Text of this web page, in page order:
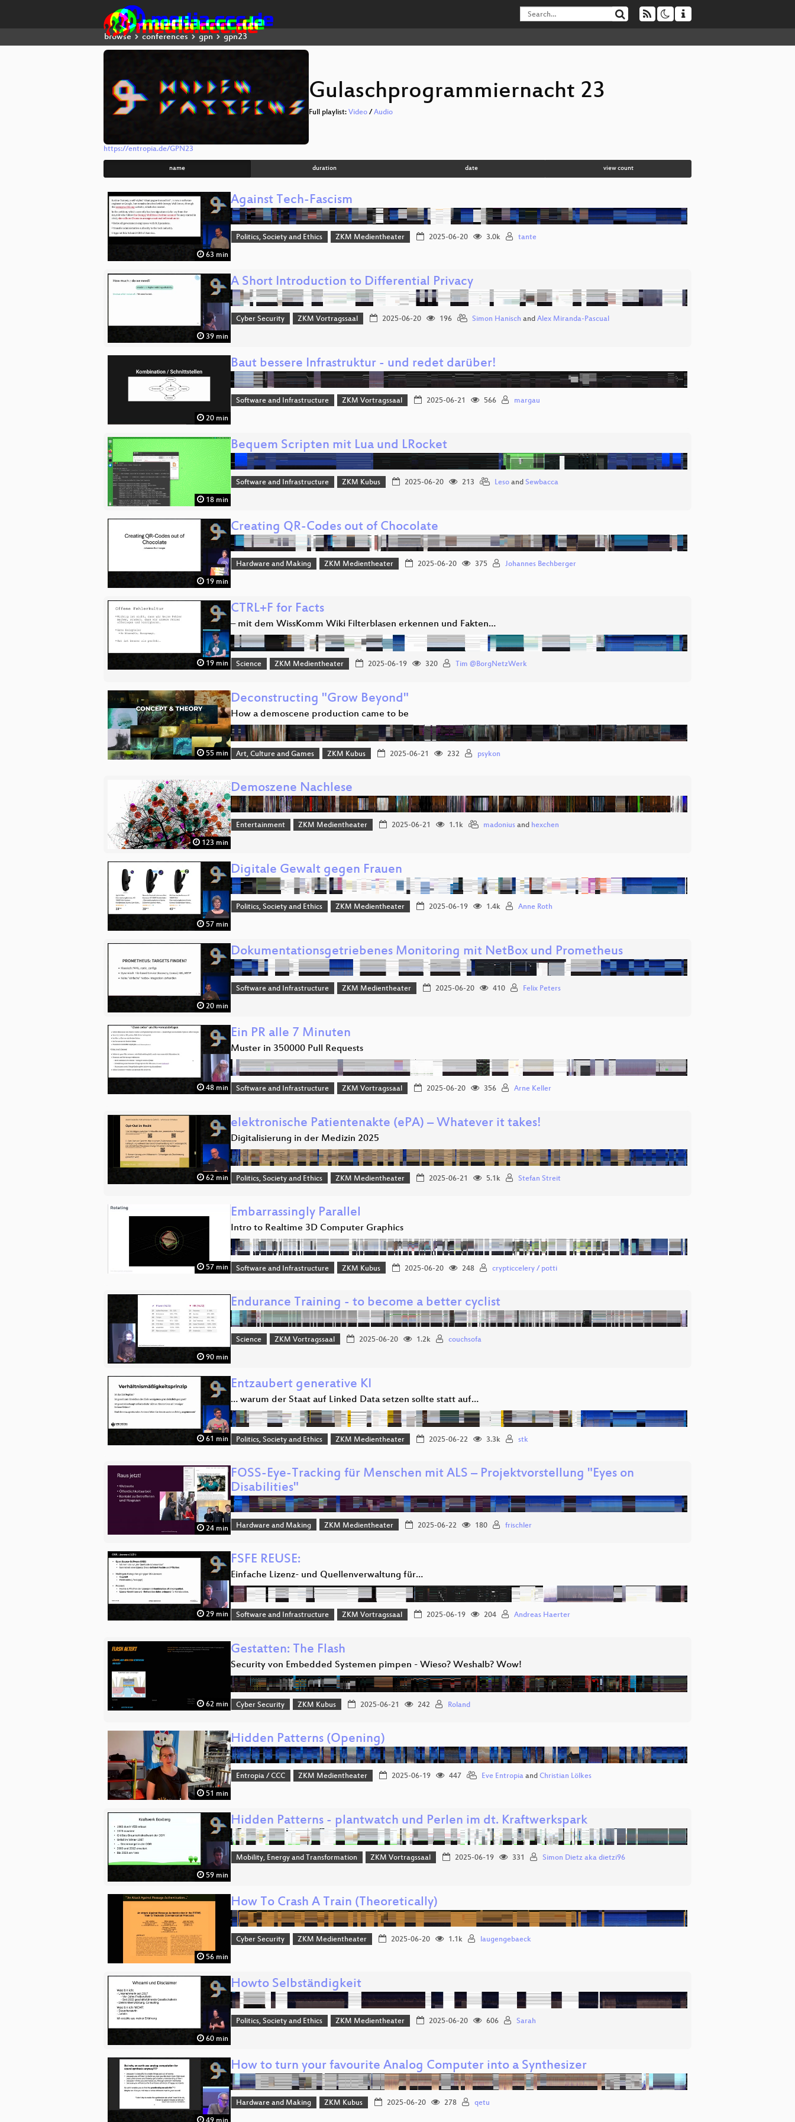
browse conferences gpn gpn23
Gulaschprogrammiernacht 23
Full playlist: Video/ Audio
https://entropia.de/GPN23
name duration date view count
63 min
Against Tech-Fascism
Politics, Society and Ethics ZKM Medientheater 2025-06-20 3.0k tante
39 min
A Short Introduction to Differential Privacy
Cyber Security ZKM Vortragssaal 2025-06-20 196 Simon Hanisch and Alex Miranda-Pascual
20 min
Baut bessere Infrastruktur - und redet darüber!
Software and Infrastructure ZKM Vortragssaal 2025-06-21 566 margau
18 min
Bequem Scripten mit Lua und LRocket
Software and Infrastructure ZKM Kubus 2025-06-20 213 Lesoand Sewbacca
19 min
Creating QR-Codes out of Chocolate
Hardware and Making ZKM Medientheater 2025-06-20 375 Johannes Bechberger
19 min
CTRL+F for Facts
– mit dem WissKomm Wiki Filterblasen erkennen und Fakten…
Science ZKM Medientheater 2025-06-19 320 Tim @BorgNetzWerk
55 min
Deconstructing "Grow Beyond"
How a demoscene production came to be
Art, Culture and Games ZKM Kubus 2025-06-21 232 psykon
123 min
Demoszene Nachlese
Entertainment ZKM Medientheater 2025-06-21 1.1k madoniusand hexchen
57 min
Digitale Gewalt gegen Frauen
Politics, Society and Ethics ZKM Medientheater 2025-06-19 1.4k Anne Roth
20 min
Dokumentationsgetriebenes Monitoring mit NetBox und Prometheus
Software and Infrastructure ZKM Medientheater 2025-06-20 410 Felix Peters
48 min
Ein PR alle 7 Minuten
Muster in 350000 Pull Requests
Software and Infrastructure ZKM Vortragssaal 2025-06-20 356 Arne Keller
62 min
elektronische Patientenakte (ePA) – Whatever it takes!
Digitalisierung in der Medizin 2025
Politics, Society and Ethics ZKM Medientheater 2025-06-21 5.1k Stefan Streit
57 min
Embarrassingly Parallel
Intro to Realtime 3D Computer Graphics
Software and Infrastructure ZKM Kubus 2025-06-20 248 crypticcelery / potti
90 min
Endurance Training - to become a better cyclist
Science ZKM Vortragssaal 2025-06-20 1.2k couchsofa
61 min
Entzaubert generative KI
… warum der Staat auf Linked Data setzen sollte statt auf…
Politics, Society and Ethics ZKM Medientheater 2025-06-22 3.3k stk
24 min
FOSS-Eye-Tracking für Menschen mit ALS – Projektvorstellung "Eyes on
Disabilities"
Hardware and Making ZKM Medientheater 2025-06-22 180 frischler
29 min
FSFE REUSE:
Einfache Lizenz- und Quellenverwaltung für…
Software and Infrastructure ZKM Vortragssaal 2025-06-19 204 Andreas Haerter
62 min
Gestatten: The Flash
Security von Embedded Systemen pimpen - Wieso? Weshalb? Wow!
Cyber Security ZKM Kubus 2025-06-21 242 Roland
51 min
Hidden Patterns (Opening)
Entropia / CCC ZKM Medientheater 2025-06-19 447 Eve Entropiaand Christian Lölkes
59 min
Hidden Patterns - plantwatch und Perlen im dt. Kraftwerkspark
Mobility, Energy and Transformation ZKM Vortragssaal 2025-06-19 331 Simon Dietz aka dietzi96
56 min
How To Crash A Train (Theoretically)
Cyber Security ZKM Medientheater 2025-06-20 1.1k laugengebaeck
60 min
Howto Selbständigkeit
Politics, Society and Ethics ZKM Medientheater 2025-06-20 606 Sarah
How to turn your favourite Analog Computer into a Synthesizer
Hardware and Making ZKM Kubus 2025-06-20 278 qetu